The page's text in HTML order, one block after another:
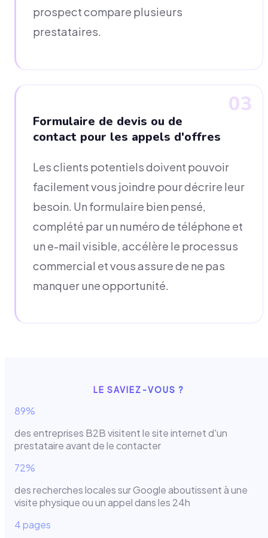
prospect compare plusieurs
prestataires.
03
Formulaire de devis ou de
contact pour les appels d'offres
Les clients potentiels doivent pouvoir
facilement vous joindre pour décrire leur
besoin. Un formulaire bien pensé,
complété par un numéro de téléphone et
un e-mail visible, accélère le processus
commercial et vous assure de ne pas
manquer une opportunité.
LE SAVIEZ-VOUS ?
89%
des entreprises B2B visitent le site internet d'un
prestataire avant de le contacter
72%
des recherches locales sur Google aboutissent à une
visite physique ou un appel dans les 24h
4 pages